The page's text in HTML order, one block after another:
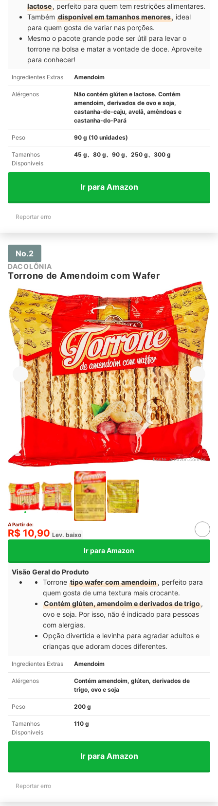
lactose, perfeito para quem tem restrições alimentares.
Também disponível em tamanhos menores, ideal
para quem gosta de variar nas porções.
Mesmo o pacote grande pode ser útil para levar o
torrone na bolsa e matar a vontade de doce. Aproveite
para conhecer!
Ingredientes Extras Amendoim
Alérgenos
Não contém glúten e lactose. Contém
amendoim, derivados de ovo e soja,
castanha-de-caju, avelã, amêndoas e
castanha-do-Pará
Peso 90 g (10 unidades)
Tamanhos
Disponíveis
45 g、80 g、90 g、250 g、300 g
Ir para Amazon
Reportar erro
No.2
DACOLÔNIA
Torrone de Amendoim com Wafer
Fonte:amazon.com.br
A Partir de:
R$ 10,90 Lev. baixo
Ir para Amazon
Visão Geral do Produto
Torrone tipo wafer com amendoim, perfeito para
quem gosta de uma textura mais crocante.
Contém glúten, amendoim e derivados de trigo,
ovo e soja. Por isso, não é indicado para pessoas
com alergias.
Opção divertida e levinha para agradar adultos e
crianças que adoram doces diferentes.
Ingredientes Extras Amendoim
Alérgenos
Contém amendoim, glúten, derivados de
trigo, ovo e soja
Peso 200 g
Tamanhos
Disponíveis
110 g
Ir para Amazon
Reportar erro